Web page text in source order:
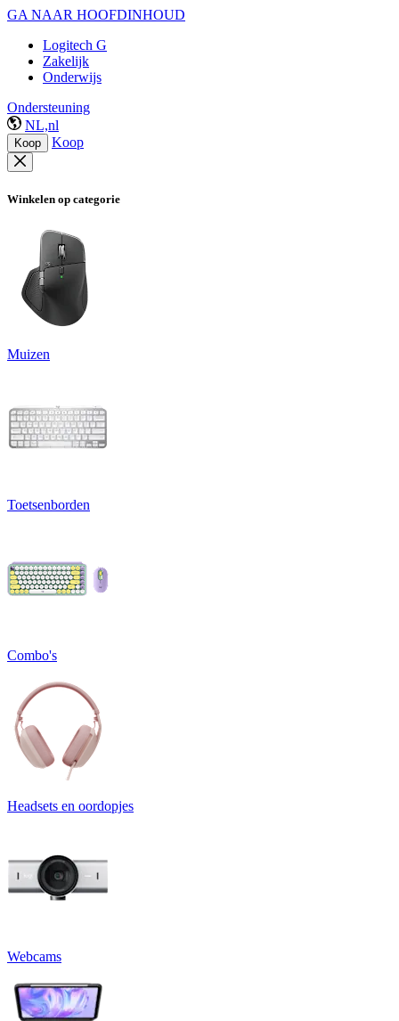
GA NAAR HOOFDINHOUD
Logitech G
Zakelijk
Onderwijs
Ondersteuning
NL,nl
Koop Koop
Winkelen op categorie
Muizen
Toetsenborden
Combo's
Headsets en oordopjes
Webcams